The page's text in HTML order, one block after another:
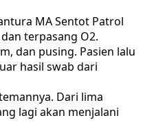
MA Sentot Patrol
terpasang O2.
dan pusing. Pasien lalu
hasil swab dari
Dari lima
lagi akan menjalani